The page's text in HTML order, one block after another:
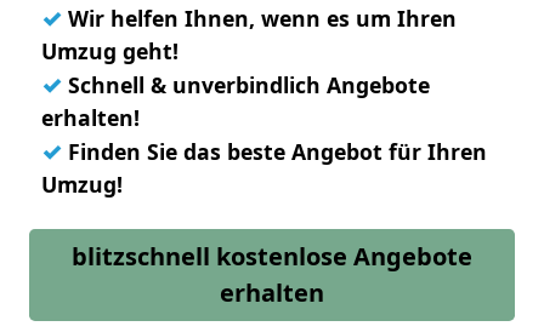
✓ Wir helfen Ihnen, wenn es um Ihren
Umzug geht!
✓ Schnell & unverbindlich Angebote
erhalten!
✓ Finden Sie das beste Angebot für Ihren
Umzug!
blitzschnell kostenlose Angebote
erhalten